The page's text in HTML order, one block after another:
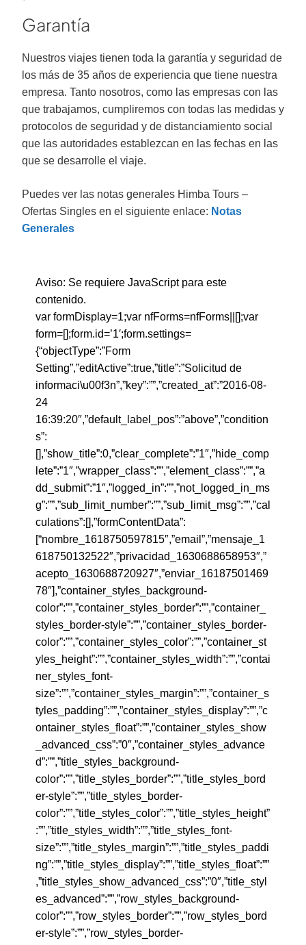
Garantía
Nuestros viajes tienen toda la garantía y seguridad de
los más de 35 años de experiencia que tiene nuestra
empresa. Tanto nosotros, como las empresas con las
que trabajamos, cumpliremos con todas las medidas y
protocolos de seguridad y de distanciamiento social
que las autoridades establezcan en las fechas en las
que se desarrolle el viaje.
Puedes ver las notas generales Himba Tours –
Ofertas Singles en el siguiente enlace: Notas
Generales
Aviso: Se requiere JavaScript para este
contenido.
var formDisplay=1;var nfForms=nfForms||[];var
form=[];form.id=’1′;form.settings=
{“objectType”:”Form
Setting”,”editActive”:true,”title”:”Solicitud de
informaci\u00f3n”,”key”:””,”created_at”:”2016-08-
24
16:39:20″,”default_label_pos”:”above”,”condition
s”:
[],”show_title”:0,”clear_complete”:”1″,”hide_comp
lete”:”1″,”wrapper_class”:””,”element_class”:””,”a
dd_submit”:”1″,”logged_in”:””,”not_logged_in_ms
g”:””,”sub_limit_number”:””,”sub_limit_msg”:””,”cal
culations”:[],”formContentData”:
[“nombre_1618750597815″,”email”,”mensaje_1
618750132522″,”privacidad_1630688658953″,”
acepto_1630688720927″,”enviar_16187501469
78″],”container_styles_background-
color”:””,”container_styles_border”:””,”container_
styles_border-style”:””,”container_styles_border-
color”:””,”container_styles_color”:””,”container_st
yles_height”:””,”container_styles_width”:””,”contai
ner_styles_font-
size”:””,”container_styles_margin”:””,”container_s
tyles_padding”:””,”container_styles_display”:””,”c
ontainer_styles_float”:””,”container_styles_show
_advanced_css”:”0″,”container_styles_advance
d”:””,”title_styles_background-
color”:””,”title_styles_border”:””,”title_styles_bord
er-style”:””,”title_styles_border-
color”:””,”title_styles_color”:””,”title_styles_height”
:””,”title_styles_width”:””,”title_styles_font-
size”:””,”title_styles_margin”:””,”title_styles_paddi
ng”:””,”title_styles_display”:””,”title_styles_float”:””
,”title_styles_show_advanced_css”:”0″,”title_styl
es_advanced”:””,”row_styles_background-
color”:””,”row_styles_border”:””,”row_styles_bord
er-style”:””,”row_styles_border-